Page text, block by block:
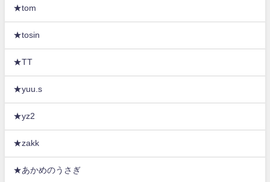
★tom
★tosin
★TT
★yuu.s
★yz2
★zakk
★あかめのうさぎ